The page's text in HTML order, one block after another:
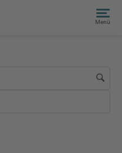
Menü